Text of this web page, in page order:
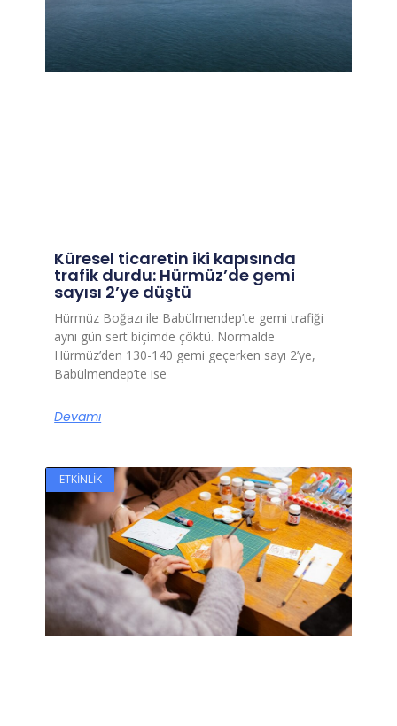
Küresel ticaretin iki kapısında
trafik durdu: Hürmüz’de gemi
sayısı 2’ye düştü
Hürmüz Boğazı ile Babülmendep’te gemi trafiği
aynı gün sert biçimde çöktü. Normalde
Hürmüz’den 130-140 gemi geçerken sayı 2’ye,
Babülmendep’te ise
Devamı
ETKINLIK